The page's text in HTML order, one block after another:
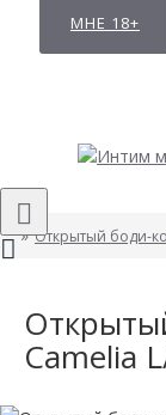
МНЕ 18+
Открытый боди-
Camelia